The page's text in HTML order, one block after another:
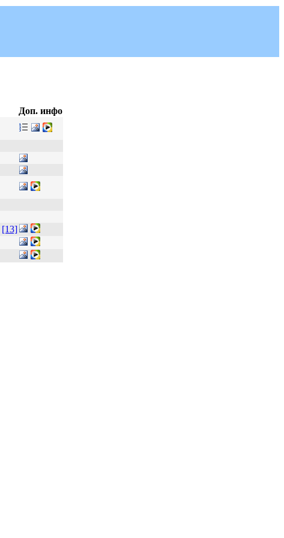
Доп. инфо
[13]